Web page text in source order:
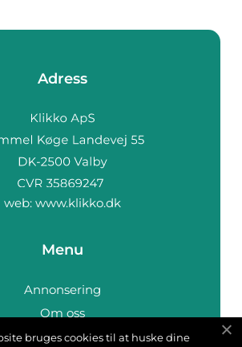
Adress
web: www.klikko.dk
Menu
Annonsering
Om oss
Cookies
bruges cookies til at huske dine